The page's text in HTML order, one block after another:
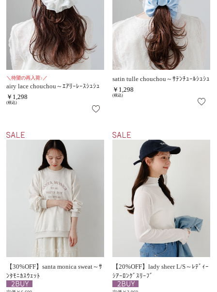
＼待望の再入荷♪／
airy lace chouchou～ｴｱﾘｰﾚｰｽｼｭｼｭ
￥1,298
(税込)
satin tulle chouchou～ｻﾃﾝﾁｭｰﾙｼｭｼｭ
￥1,298
(税込)
【30%OFF】santa monica sweat～ｻ
ﾝﾀﾓﾆｶｽｳｪｯﾄ
【20%OFF】lady sheer L/S～ﾚﾃﾞｨｰ
ｼｱｰﾛﾝｸﾞｽﾘｰﾌﾞ